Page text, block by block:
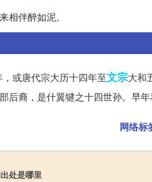
相伴醉如泥。
或唐代宗大历十四年至文宗大和
后裔，是什翼犍之十四世孙。早年
网络标
处是哪里